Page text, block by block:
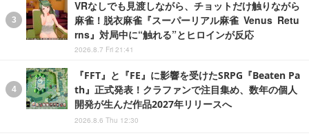
VRなしでも見渡しながら、チョットだけ触りながら
麻雀！脱衣麻雀『スーパーリアル麻雀 Venus Retu
rns』対局中に“触れる”とヒロインが反応
2026.8.7 Fri 21:41
『FFT』と『FE』に影響を受けたSRPG『Beaten Pa
th』正式発表！クラファンで注目集め、数年の個人
開発が生んだ作品2027年リリースへ
2026.8.6 Thu 12:30